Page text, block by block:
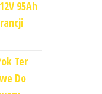
95Ah
Ter
Do